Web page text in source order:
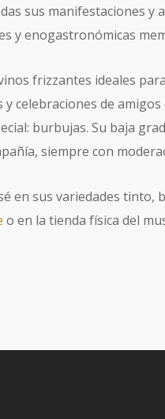
sus manifestaciones y
y enogastronómicas
frizzantes ideales
celebraciones de
burbujas. Su baja
siempre con
en sus variedades tinto,
o en la tienda física del